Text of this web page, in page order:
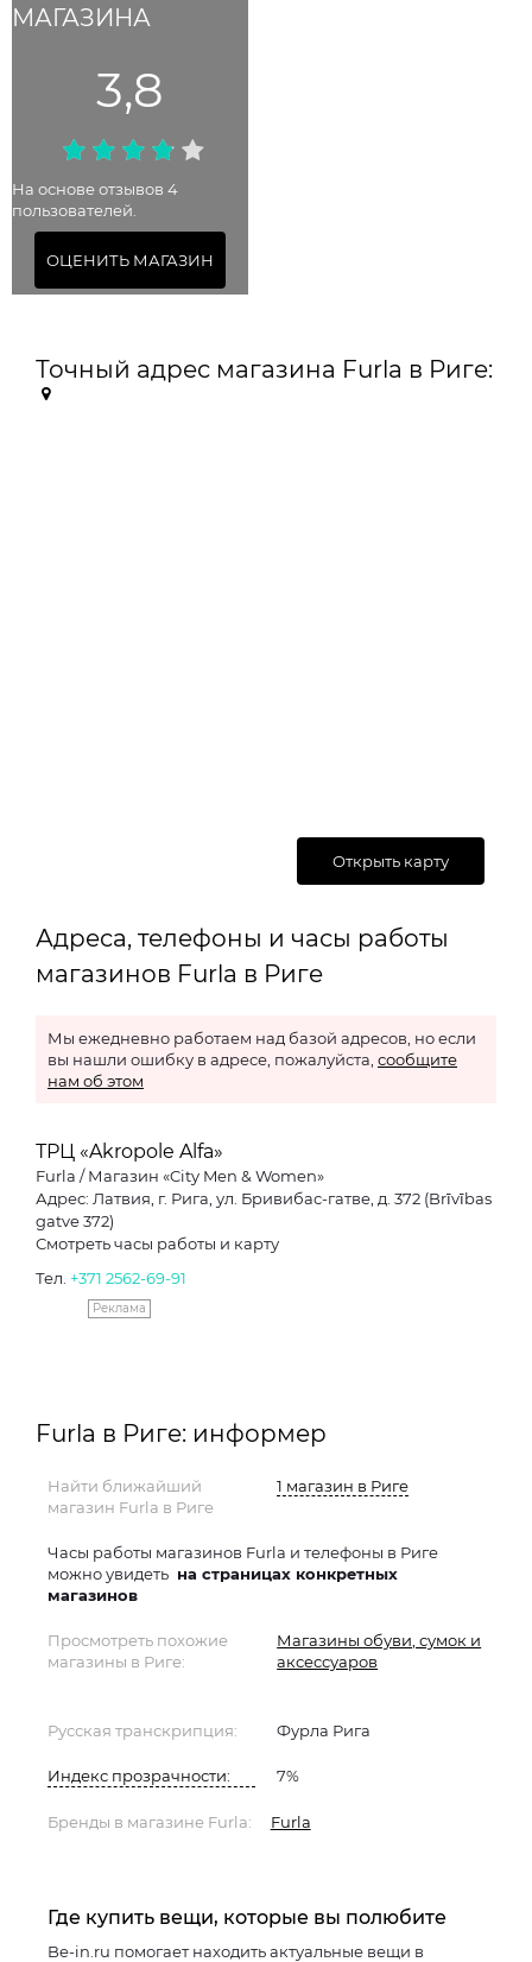
МАГАЗИНА
3,8
На основе отзывов 4
пользователей.
ОЦЕНИТЬ МАГАЗИН
Точный адрес магазина Furla в Риге:
Открыть карту
Адреса, телефоны и часы работы
магазинов Furla в Риге
Мы ежедневно работаем над базой адресов, но если
вы нашли ошибку в адресе, пожалуйста, сообщите
нам об этом
ТРЦ «Akropole Alfa»
Furla / Магазин «City Men & Women»
Адрес: Латвия, г. Рига, ул. Бривибас-гатве, д. 372 (Brīvības
gatve 372)
Смотреть часы работы и карту
Тел. +371 2562-69-91
Реклама
Furla в Риге: информер
Найти ближайший
магазин Furla в Риге
1 магазин в Риге
Часы работы магазинов Furla и телефоны в Риге
можно увидеть на страницах конкретных
магазинов
Просмотреть похожие
магазины в Риге:
Магазины обуви, сумок и
аксессуаров
Русская транскрипция: Фурла Рига
Индекс прозрачности: 7%
Бренды в магазине Furla: Furla
Где купить вещи, которые вы полюбите
Be-in.ru помогает находить актуальные вещи в